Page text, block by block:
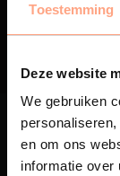
Toestemming
Deze website
We gebruiken
en om ons
informatie over